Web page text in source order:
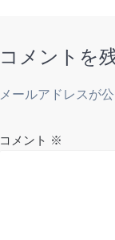
コメントを
メールアドレスが
コメント ※